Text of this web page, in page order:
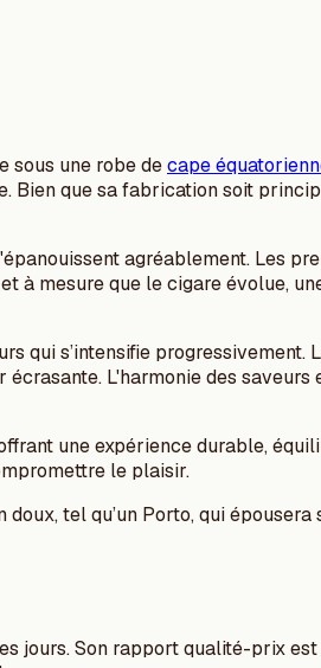
sous une robe decape
Bien que sa fabrication soit
agréablement. Les
à mesure que le cigare évolue,
qui s’intensifie progressivement.
L'harmonie des saveurs
une expérience durable,
le plaisir.
tel qu’un Porto, qui épousera
jours. Son rapport qualité-prix